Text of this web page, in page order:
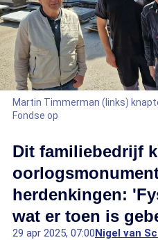
Martin Timmerman (links)
Fondse op
Dit familiebedrijf
herdenkingen:
wat er toen is
29 apr 2025, 07:00Nigel van